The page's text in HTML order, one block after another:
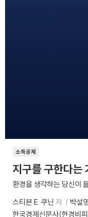
소득공제
지구를 구한다는
환경을 생각하는 당신이
스티븐 E. 쿠닌 저 박설
한국경제신문사(한경비